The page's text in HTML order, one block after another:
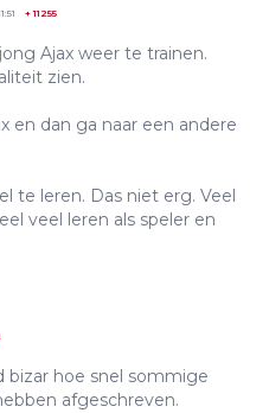
+11255
Ajax weer te trainen.
zien.
en dan ga naar een andere
te leren. Das niet erg. Veel
veel leren als speler en
hoe snel sommige
afgeschreven.